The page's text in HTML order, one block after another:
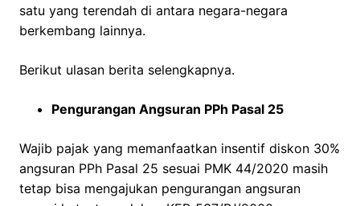
satu yang terendah di antara negara-negara
berkembang lainnya.
Berikut ulasan berita selengkapnya.
Pengurangan Angsuran PPh Pasal 25
Wajib pajak yang memanfaatkan insentif diskon 30%
angsuran PPh Pasal 25 sesuai PMK 44/2020 masih
tetap bisa mengajukan pengurangan angsuran